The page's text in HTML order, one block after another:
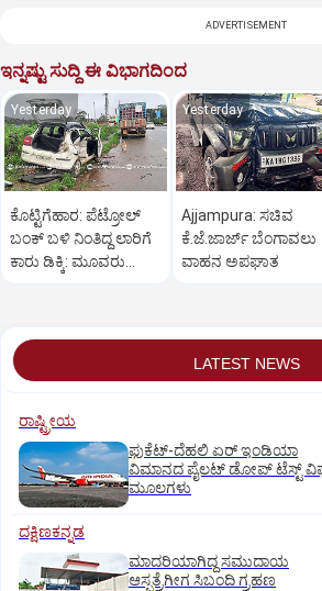
ADVERTISEMENT
ಇನ್ನಷ್ಟು ಸುದ್ದಿ ಈ ವಿಭಾಗದಿಂದ
Yesterday
ಕೊಟ್ಟಿಗೆಹಾರ: ಪೆಟ್ರೋಲ್
ಬಂಕ್ ಬಳಿ ನಿಂತಿದ್ದ ಲಾರಿಗೆ
ಕಾರು ಡಿಕ್ಕಿ: ಮೂವರು
Yesterday
Ajjampura: ಸಚಿವ
ಕೆ.ಜೆ.ಜಾರ್ಜ್ ಬೆಂಗಾವಲು
ವಾಹನ ಅಪಘಾತ
LATEST NEWS
ರಾಷ್ಟ್ರೀಯ
ಫುಕೆಟ್‌-ದೆಹಲಿ ಏರ್‌ ಇಂಡಿಯಾ
ವಿಮಾನದ ಪೈಲಟ್‌ ಡೋಪ್‌ ಟೆಸ್ಟ್‌
ಮೂಲಗಳು
ದಕ್ಷಿಣಕನ್ನಡ
ಮಾದರಿಯಾಗಿದ್ದ ಸಮುದಾಯ
ಆಸ್ಪತ್ರೆಗೀಗ ಸಿಬಂದಿ ಗ್ರಹಣ